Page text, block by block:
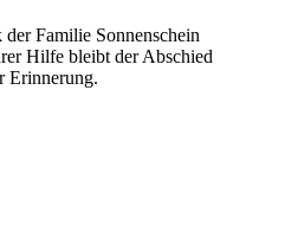
Familie Sonnenschein
Hilfe bleibt der Abschied
Erinnerung.